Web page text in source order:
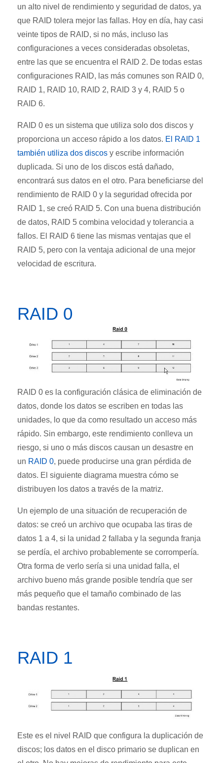
un alto nivel de rendimiento y seguridad de datos, ya
que RAID tolera mejor las fallas. Hoy en día, hay casi
veinte tipos de RAID, si no más, incluso las
configuraciones a veces consideradas obsoletas,
entre las que se encuentra el RAID 2. De todas estas
configuraciones RAID, las más comunes son RAID 0,
RAID 1, RAID 10, RAID 2, RAID 3 y 4, RAID 5 o
RAID 6.
RAID 0 es un sistema que utiliza solo dos discos y
proporciona un acceso rápido a los datos. El RAID 1
también utiliza dos discos y escribe información
duplicada. Si uno de los discos está dañado,
encontrará sus datos en el otro. Para beneficiarse del
rendimiento de RAID 0 y la seguridad ofrecida por
RAID 1, se creó RAID 5. Con una buena distribución
de datos, RAID 5 combina velocidad y tolerancia a
fallos. El RAID 6 tiene las mismas ventajas que el
RAID 5, pero con la ventaja adicional de una mejor
velocidad de escritura.
RAID 0
RAID 0 es la configuración clásica de eliminación de
datos, donde los datos se escriben en todas las
unidades, lo que da como resultado un acceso más
rápido. Sin embargo, este rendimiento conlleva un
riesgo, si uno o más discos causan un desastre en
un RAID 0, puede producirse una gran pérdida de
datos. El siguiente diagrama muestra cómo se
distribuyen los datos a través de la matriz.
Un ejemplo de una situación de recuperación de
datos: se creó un archivo que ocupaba las tiras de
datos 1 a 4, si la unidad 2 fallaba y la segunda franja
se perdía, el archivo probablemente se corrompería.
Otra forma de verlo sería si una unidad falla, el
archivo bueno más grande posible tendría que ser
más pequeño que el tamaño combinado de las
bandas restantes.
RAID 1
Este es el nivel RAID que configura la duplicación de
discos; los datos en el disco primario se duplican en